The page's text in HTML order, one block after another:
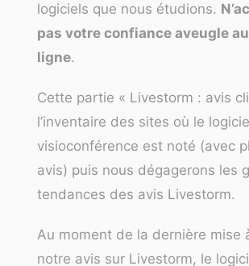
logiciels que nous étudions.
pas votre confiance aveugle
ligne.
Cette partie « Livestorm : avis
l’inventaire des sites où le
visioconférence est noté (avec
avis) puis nous dégagerons les
tendances des avis Livestorm.
Au moment de la dernière mise
notre avis sur Livestorm, le